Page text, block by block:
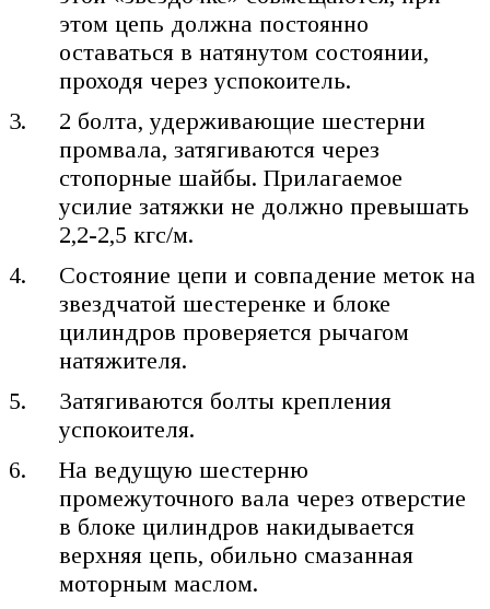
этом цепь должна постоянно
оставаться в натянутом состоянии,
проходя через успокоитель.
2 болта, удерживающие шестерни
промвала, затягиваются через
стопорные шайбы. Прилагаемое
усилие затяжки не должно превышать
2,2-2,5 кгс/м.
Состояние цепи и совпадение меток на
звездчатой шестеренке и блоке
цилиндров проверяется рычагом
натяжителя.
Затягиваются болты крепления
успокоителя.
На ведущую шестерню
промежуточного вала через отверстие
в блоке цилиндров накидывается
верхняя цепь, обильно смазанная
моторным маслом.